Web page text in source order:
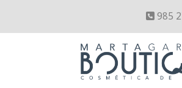
985